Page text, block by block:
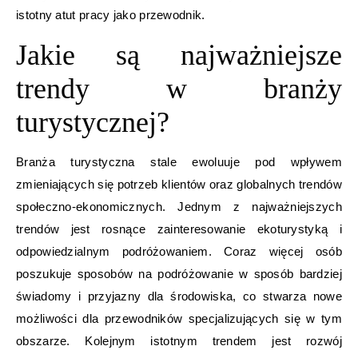
istotny atut pracy jako przewodnik.
Jakie są najważniejsze
trendy w branży
turystycznej?
Branża turystyczna stale ewoluuje pod wpływem
zmieniających się potrzeb klientów oraz globalnych trendów
społeczno-ekonomicznych. Jednym z najważniejszych
trendów jest rosnące zainteresowanie ekoturystyką i
odpowiedzialnym podróżowaniem. Coraz więcej osób
poszukuje sposobów na podróżowanie w sposób bardziej
świadomy i przyjazny dla środowiska, co stwarza nowe
możliwości dla przewodników specjalizujących się w tym
obszarze. Kolejnym istotnym trendem jest rozwój